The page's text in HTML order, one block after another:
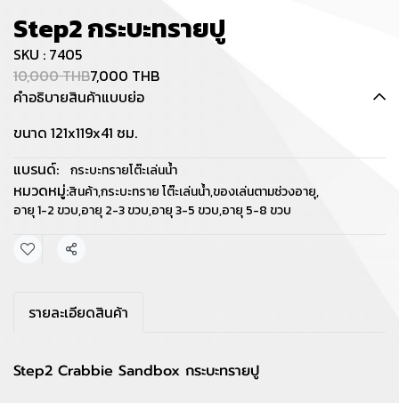
Step2 กระบะทรายปู
SKU : 7405
10,000 THB7,000 THB
คำอธิบายสินค้าแบบย่อ
ขนาด 121x119x41 ซม.
แบรนด์:
กระบะทรายโต๊ะเล่นน้ำ
หมวดหมู่:สินค้า,กระบะทราย โต๊ะเล่นน้ำ,ของเล่นตามช่วงอายุ,
อายุ 1-2 ขวบ,อายุ 2-3 ขวบ,อายุ 3-5 ขวบ,อายุ 5-8 ขวบ
แชร์
รายละเอียดสินค้า
Step2 Crabbie Sandbox กระบะทรายปู